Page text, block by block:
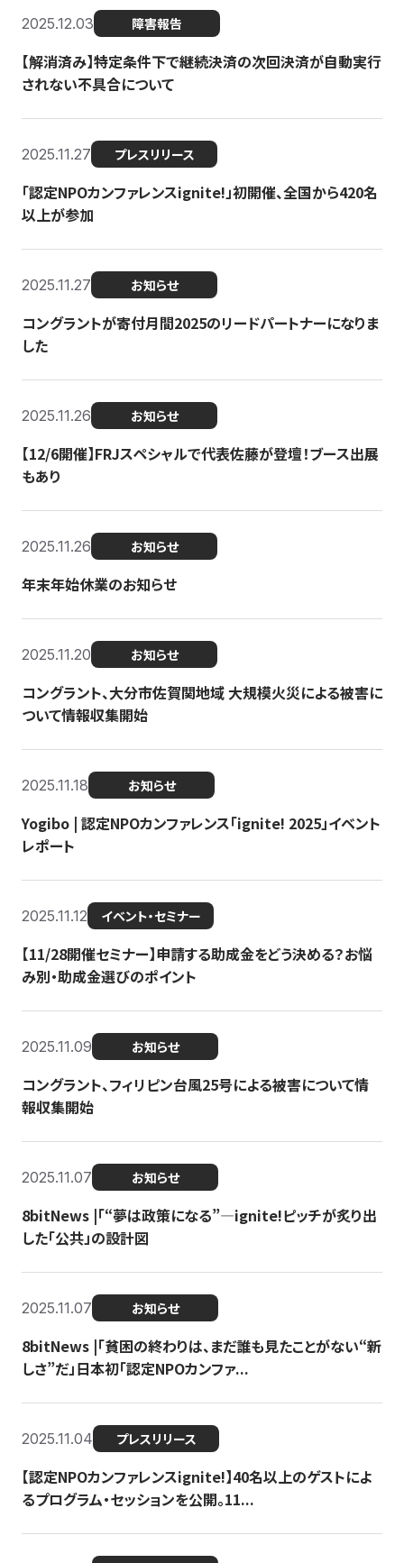
2025.12.03 障害報告
【解消済み】特定条件下で継続決済の次回決済が自動実行
されない不具合について
2025.11.27 プレスリリース
「認定NPOカンファレンスignite!」初開催、全国から420名
以上が参加
2025.11.27 お知らせ
コングラントが寄付月間2025のリードパートナーになりま
した
2025.11.26 お知らせ
【12/6開催】FRJスペシャルで代表佐藤が登壇！ブース出展
もあり
2025.11.26 お知らせ
年末年始休業のお知らせ
2025.11.20 お知らせ
コングラント、大分市佐賀関地域 大規模火災による被害に
ついて情報収集開始
2025.11.18 お知らせ
Yogibo | 認定NPOカンファレンス「ignite! 2025」イベント
レポート
2025.11.12 イベント・セミナー
【11/28開催セミナー】申請する助成金をどう決める？お悩
み別・助成金選びのポイント
2025.11.09 お知らせ
コングラント、フィリピン台風25号による被害について情
報収集開始
2025.11.07 お知らせ
8bitNews |「“夢は政策になる”—ignite!ピッチが炙り出
した「公共」の設計図
2025.11.07 お知らせ
8bitNews |「貧困の終わりは、まだ誰も見たことがない“新
しさ”だ」日本初「認定NPOカンファ...
2025.11.04 プレスリリース
【認定NPOカンファレンスignite!】40名以上のゲストによ
るプログラム・セッションを公開。11...